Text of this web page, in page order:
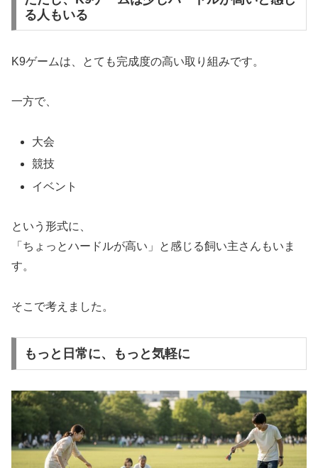
る人もいる
K9ゲームは、とても完成度の高い取り組みです。
一方で、
大会
競技
イベント
という形式に、
「ちょっとハードルが高い」と感じる飼い主さんもいま
す。
そこで考えました。
もっと日常に、もっと気軽に